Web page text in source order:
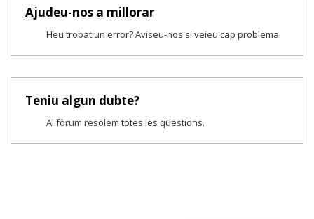
Ajudeu-nos a millorar
Heu trobat un error? Aviseu-nos si veieu cap problema.
Teniu algun dubte?
Al fòrum resolem totes les qüestions.